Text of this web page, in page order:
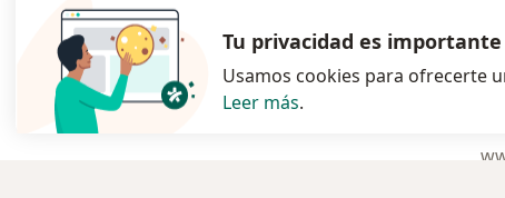
Polska
Tu privacidad es importante
Usamos cookies para ofrecerte
Leer más.